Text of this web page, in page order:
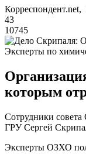
Корреспондент.net,
43
10745
Эксперты по
которым
Сотрудники
ГРУ Сергей
Эксперты ОЗХО